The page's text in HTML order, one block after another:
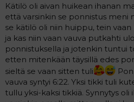
Kätilö oli aivan huikean ihanan
että varsinkin se ponnistus meni
se kätilö oli niin huippu, tein
ja kas niin vaan vauva putkahti
ponnistuksella ja jotenkin tuntui
etten mitenkään täysillä edes
sieltä se vaan sitten tuli
vauva syntyi 6:22. Yksi tikki tuli
tullu yksi-kaksi tikkiä. Synnytys